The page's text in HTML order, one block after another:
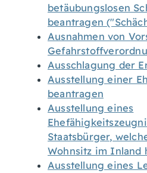
betäubungslosen
beantragen
Ausnahmen von
Ausschlagung der
Ausstellung einer
beantragen
Ausstellung eines
Staatsbürger,
Wohnsitz im Inland
Ausstellung eines